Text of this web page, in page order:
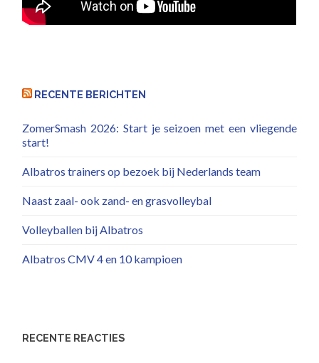
RECENTE BERICHTEN
ZomerSmash 2026: Start je seizoen met een vliegende
start!
Albatros trainers op bezoek bij Nederlands team
Naast zaal- ook zand- en grasvolleybal
Volleyballen bij Albatros
Albatros CMV 4 en 10 kampioen
RECENTE REACTIES